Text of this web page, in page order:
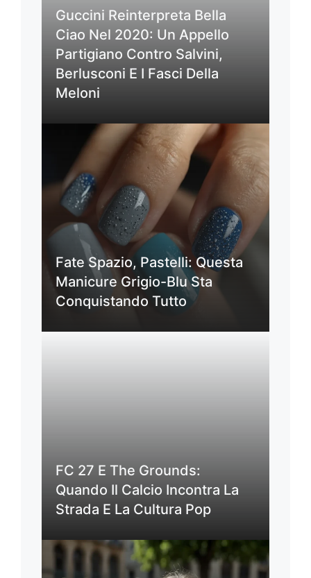
Guccini Reinterpreta Bella
Ciao Nel 2020: Un Appello
Partigiano Contro Salvini,
Berlusconi E I Fasci Della
Meloni
Fate Spazio, Pastelli: Questa
Manicure Grigio-Blu Sta
Conquistando Tutto
FC 27 E The Grounds:
Quando Il Calcio Incontra La
Strada E La Cultura Pop